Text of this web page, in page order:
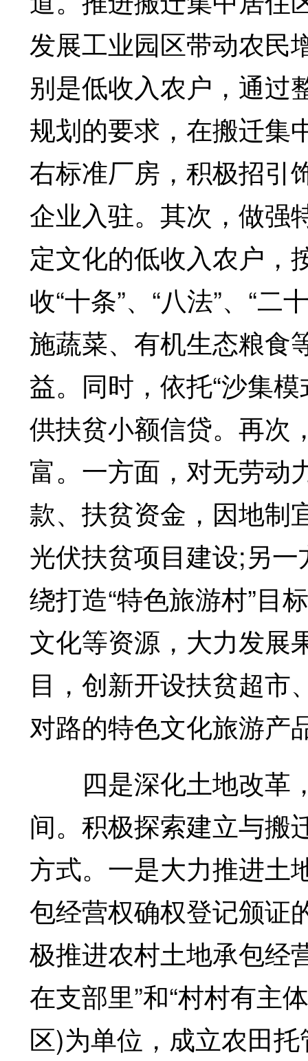
发展工业园区带动农民
别是低收入农户，通过
规划的要求，在搬迁集
右标准厂房，积极招引
企业入驻。其次，做强
定文化的低收入农户，
收“十条”、“八法”、“
施蔬菜、有机生态粮食
益。同时，依托“沙集
供扶贫小额信贷。再次
富。一方面，对无劳动
款、扶贫资金，因地制
光伏扶贫项目建设;另
绕打造“特色旅游村”目
文化等资源，大力发展
目，创新开设扶贫超市
对路的特色文化旅游产
四是深化土地改革
间。积极探索建立与搬
方式。一是大力推进土
包经营权确权登记颁证
极推进农村土地承包经
在支部里”和“村村有主
区)为单位，成立农田